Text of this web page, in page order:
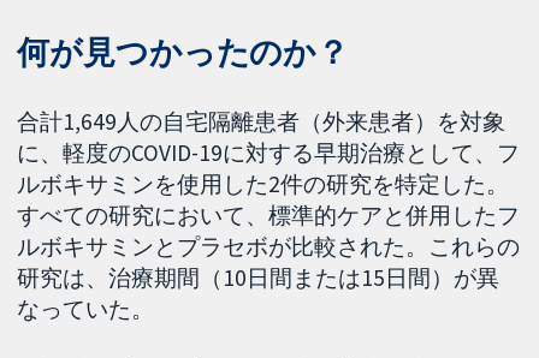
何が見つかったのか？
合計1,649人の自宅隔離患者（外来患者）を対象
に、軽度のCOVID-19に対する早期治療として、フ
ルボキサミンを使用した2件の研究を特定した。
すべての研究において、標準的ケアと併用したフ
ルボキサミンとプラセボが比較された。これらの
研究は、治療期間（10日間または15日間）が異
なっていた。